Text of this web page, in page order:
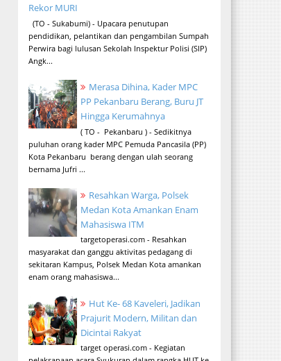
Rekor MURI
(TO - Sukabumi) - Upacara penutupan
pendidikan, pelantikan dan pengambilan Sumpah
Perwira bagi lulusan Sekolah Inspektur Polisi (SIP)
Angk...
Merasa Dihina, Kader MPC
PP Pekanbaru Berang, Buru JT
Hingga Kerumahnya
( TO - Pekanbaru ) - Sedikitnya
puluhan orang kader MPC Pemuda Pancasila (PP)
Kota Pekanbaru berang dengan ulah seorang
bernama Jufri ...
Resahkan Warga, Polsek
Medan Kota Amankan Enam
Mahasiswa ITM
targetoperasi.com - Resahkan
masyarakat dan ganggu aktivitas pedagang di
sekitaran Kampus, Polsek Medan Kota amankan
enam orang mahasiswa...
Hut Ke- 68 Kaveleri, Jadikan
Prajurit Modern, Militan dan
Dicintai Rakyat
target operasi.com - Kegiatan